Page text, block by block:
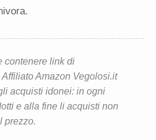
contenere link di
Amazon Vegolosi.it
acquisti idonei: in ogni
e alla fine li acquisti non
prezzo.